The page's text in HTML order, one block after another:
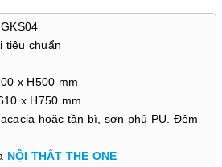
tiêu chuẩn
x H500 mm
x H750 mm
hoặc tần bì, sơn phủ PU. Đệm
NỘI THẤT THE ONE